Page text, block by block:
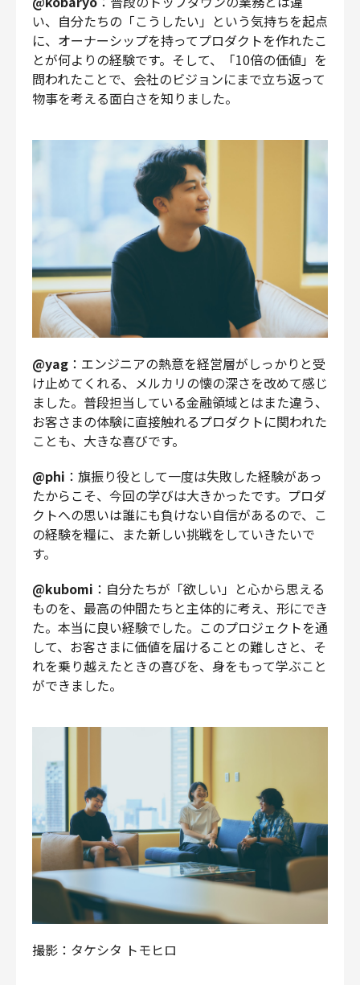
い、自分たちの「こうしたい」という気持ちを起点
に、オーナーシップを持ってプロダクトを作れたこ
とが何よりの経験です。そして、「10倍の価値」を
問われたことで、会社のビジョンにまで立ち返って
物事を考える面白さを知りました。
@yag ：エンジニアの熱意を経営層がしっかりと受
け止めてくれる、メルカリの懐の深さを改めて感じ
ました。普段担当している金融領域とはまた違う、
お客さまの体験に直接触れるプロダクトに関われた
ことも、大きな喜びです。
@phi ：旗振り役として一度は失敗した経験があっ
たからこそ、今回の学びは大きかったです。プロダ
クトへの思いは誰にも負けない自信があるので、こ
の経験を糧に、また新しい挑戦をしていきたいで
す。
@kubomi ：自分たちが「欲しい」と心から思える
ものを、最高の仲間たちと主体的に考え、形にでき
た。本当に良い経験でした。このプロジェクトを通
して、お客さまに価値を届けることの難しさと、そ
れを乗り越えたときの喜びを、身をもって学ぶこと
ができました。
撮影：タケシタ トモヒロ